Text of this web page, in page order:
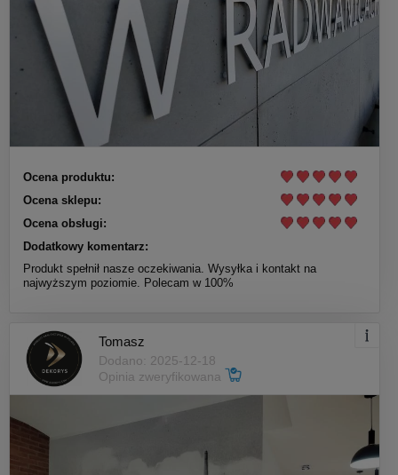
Ocena produktu:
Ocena sklepu:
Ocena obsługi:
Dodatkowy komentarz:
Produkt spełnił nasze oczekiwania. Wysyłka i kontakt na
najwyższym poziomie. Polecam w 100%
Tomasz
Dodano: 2025-12-18
Opinia zweryfikowana